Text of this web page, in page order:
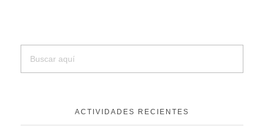
ACTIVIDADES RECIENTES